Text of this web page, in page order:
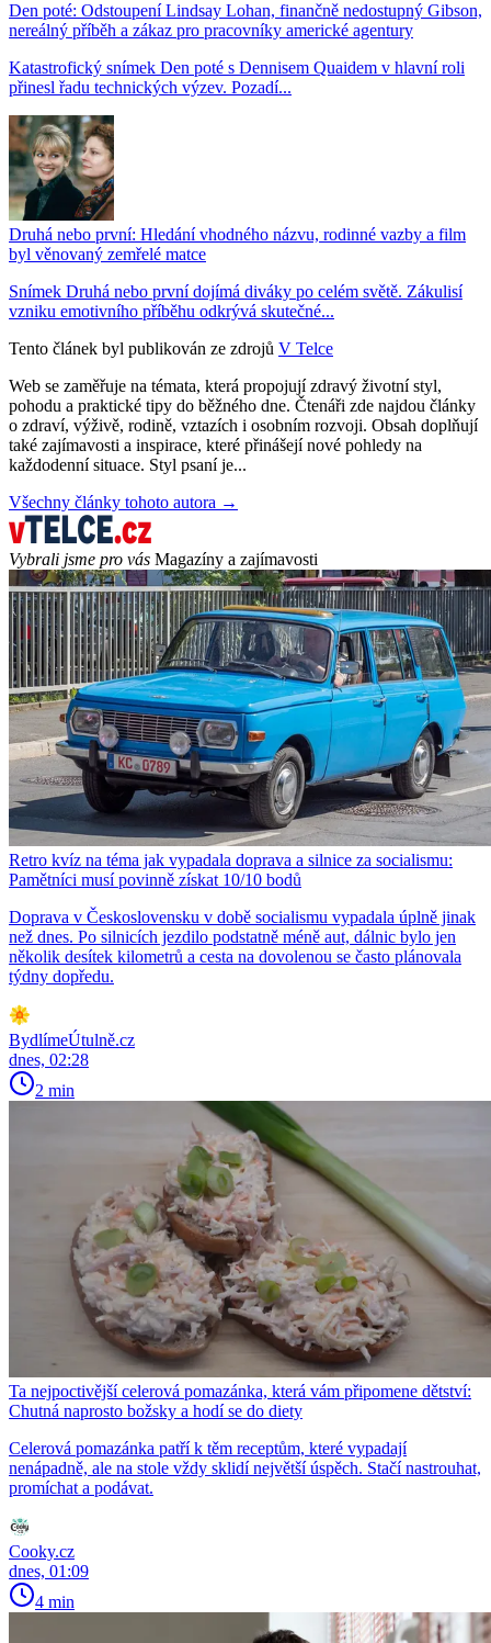
Den poté: Odstoupení Lindsay Lohan, finančně nedostupný Gibson,
nereálný příběh a zákaz pro pracovníky americké agentury
Katastrofický snímek Den poté s Dennisem Quaidem v hlavní roli
přinesl řadu technických výzev. Pozadí...
Druhá nebo první: Hledání vhodného názvu, rodinné vazby a film
byl věnovaný zemřelé matce
Snímek Druhá nebo první dojímá diváky po celém světě. Zákulisí
vzniku emotivního příběhu odkrývá skutečné...
Tento článek byl publikován ze zdrojů V Telce
Web se zaměřuje na témata, která propojují zdravý životní styl,
pohodu a praktické tipy do běžného dne. Čtenáři zde najdou články
o zdraví, výživě, rodině, vztazích i osobním rozvoji. Obsah doplňují
také zajímavosti a inspirace, které přinášejí nové pohledy na
každodenní situace. Styl psaní je...
Všechny články tohoto autora →
Vybrali jsme pro vás Magazíny a zajímavosti
Retro kvíz na téma jak vypadala doprava a silnice za socialismu:
Pamětníci musí povinně získat 10/10 bodů
Doprava v Československu v době socialismu vypadala úplně jinak
než dnes. Po silnicích jezdilo podstatně méně aut, dálnic bylo jen
několik desítek kilometrů a cesta na dovolenou se často plánovala
týdny dopředu.
BydlímeÚtulně.cz
dnes, 02:28
2 min
Ta nejpoctivější celerová pomazánka, která vám připomene dětství:
Chutná naprosto božsky a hodí se do diety
Celerová pomazánka patří k těm receptům, které vypadají
nenápadně, ale na stole vždy sklidí největší úspěch. Stačí nastrouhat,
promíchat a podávat.
Cooky.cz
dnes, 01:09
4 min